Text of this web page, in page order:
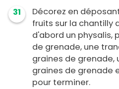
31
Décorez en
fruits sur la chantilly
d'abord un physalis,
de grenade, une
graines de grenade,
graines de grenade
pour terminer.